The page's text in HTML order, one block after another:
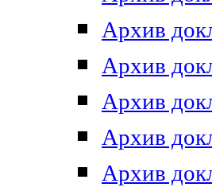
Архив
Архив
Архив
Архив
Архив